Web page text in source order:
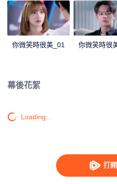
打
你微笑時很美_01 你微笑時很
幕後花絮
Loading…